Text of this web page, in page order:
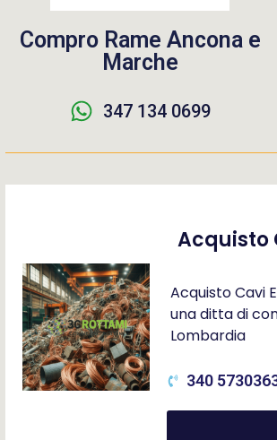
Compro Rame Ancona e
Marche
347 134 0699
Acquisto
Acquisto Cavi
una ditta di
Lombardia
340